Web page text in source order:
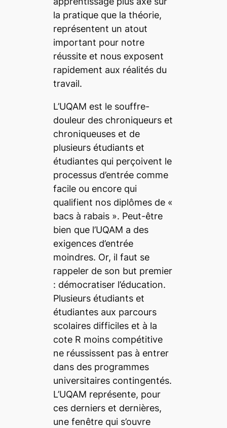
la pratique que la théorie,
représentent un atout
important pour notre
réussite et nous exposent
rapidement aux réalités du
travail.
L’UQAM est le souffre-
douleur des chroniqueurs et
chroniqueuses et de
plusieurs étudiants et
étudiantes qui perçoivent le
processus d’entrée comme
facile ou encore qui
qualifient nos diplômes de «
bacs à rabais ». Peut-être
bien que l’UQAM a des
exigences d’entrée
moindres. Or, il faut se
rappeler de son but premier
: démocratiser l’éducation.
Plusieurs étudiants et
étudiantes aux parcours
scolaires difficiles et à la
cote R moins compétitive
ne réussissent pas à entrer
dans des programmes
universitaires contingentés.
L’UQAM représente, pour
ces derniers et dernières,
une fenêtre qui s’ouvre